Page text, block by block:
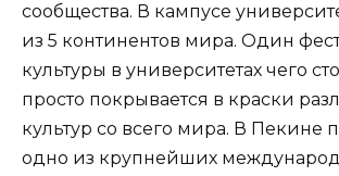
сообщества. В кампусе
из 5 континентов мира. Один
культуры в университетах чего
просто покрывается в краски
культур со всего мира. В Пекине
одно из крупнейших